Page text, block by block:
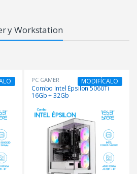
y Workstation
PC GAMER
Combo Intel Épsilon 5060Ti
16Gb + 32Gb
MODIFÍCALO